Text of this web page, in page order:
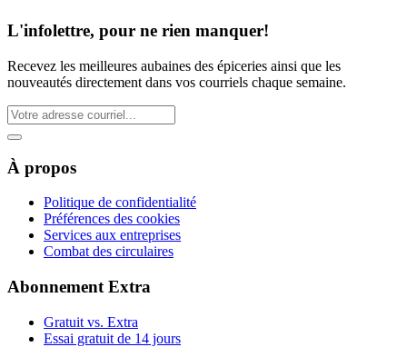
L'infolettre, pour ne rien manquer!
Recevez les meilleures aubaines des épiceries ainsi que les
nouveautés directement dans vos courriels chaque semaine.
À propos
Politique de confidentialité
Préférences des cookies
Services aux entreprises
Combat des circulaires
Abonnement Extra
Gratuit vs. Extra
Essai gratuit de 14 jours